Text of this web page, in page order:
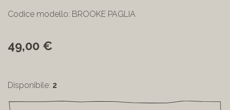
Codice modello: BROOKE PAGLIA
49,00 €
Disponibile: 2